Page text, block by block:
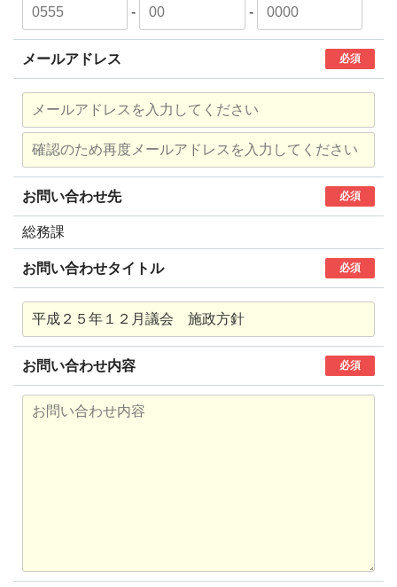
- -
メールアドレス 必須
お問い合わせ先 必須
総務課
お問い合わせタイトル 必須
お問い合わせ内容 必須